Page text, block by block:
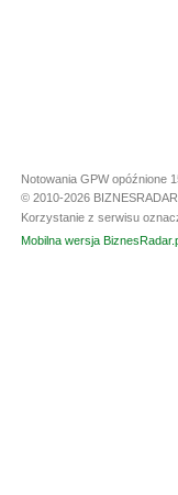
Notowania GPW opóźnione
© 2010-2026
Korzystanie z serwisu
Mobilna wersja